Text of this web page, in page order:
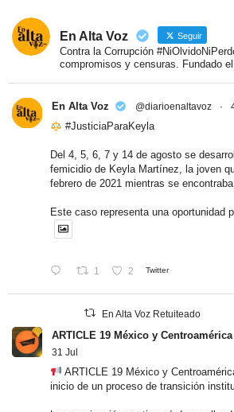
En Alta Voz Seguir
Contra la Corrupción
compromisos y censuras. Fundado
En Alta Voz @diarioenaltavoz ·
#JusticiaParaKeyla
Del 4, 5, 6, 7 y 14 de agosto se
femicidio de Keyla Martínez, la joven
febrero de 2021 mientras se
Este caso representa una oportunidad
1 2 Twitter
En Alta Voz Retuiteado
ARTICLE 19 México y Centroamérica
31 Jul
ARTICLE 19 México y
inicio de un proceso de transición